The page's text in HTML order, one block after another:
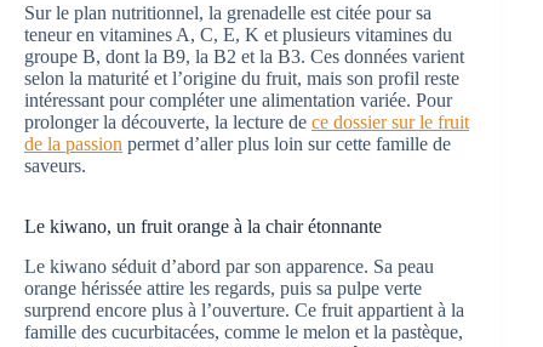
Sur le plan nutritionnel, la grenadelle est citée pour sa
teneur en vitamines A, C, E, K et plusieurs vitamines du
groupe B, dont la B9, la B2 et la B3. Ces données varient
selon la maturité et l’origine du fruit, mais son profil reste
intéressant pour compléter une alimentation variée. Pour
prolonger la découverte, la lecture de ce dossier sur le fruit
de la passion permet d’aller plus loin sur cette famille de
saveurs.
Le kiwano, un fruit orange à la chair étonnante
Le kiwano séduit d’abord par son apparence. Sa peau
orange hérissée attire les regards, puis sa pulpe verte
surprend encore plus à l’ouverture. Ce fruit appartient à la
famille des cucurbitacées, comme le melon et la pastèque,